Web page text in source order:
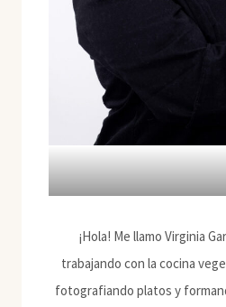
¡Hola! Me llamo Virginia
trabajando con la cocina
fotografiando platos y